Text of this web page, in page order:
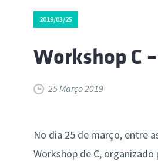
2019/03/25
Workshop C
25 Março 2019
No dia 25 de março, entre
Workshop de C, organizado